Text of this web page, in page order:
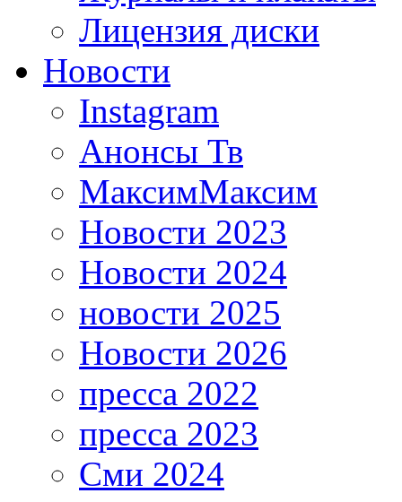
Лицензия диски
Новости
Instagram
Анонсы Тв
МаксимМаксим
Новости 2023
Новости 2024
новости 2025
Новости 2026
пресса 2022
пресса 2023
Сми 2024